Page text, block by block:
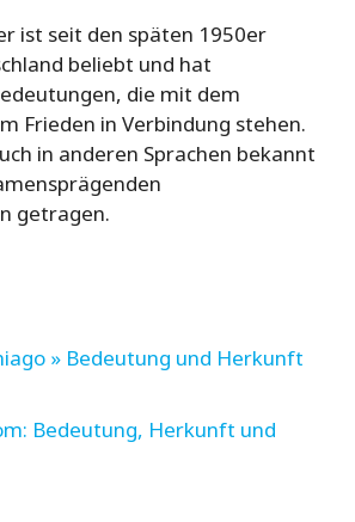
ist seit den späten 1950er
beliebt und hat
die mit dem
Frieden in Verbindung stehen.
in anderen Sprachen bekannt
getragen.
» Bedeutung und Herkunft
Bedeutung, Herkunft und